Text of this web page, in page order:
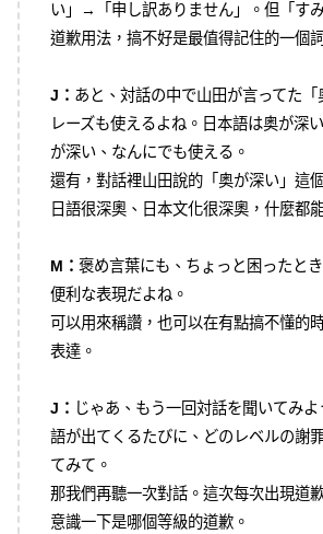
い」→「申し訳ありません」。但「す
道歉用法，搞不好是最值得記住的一個
J： あと、対話の中で山田が言ってた「
レーズも使えるよね。日本語は奥が深
が深い、なんにでも使える。
還有，對話裡山田說的「奥が深い」這
日語很深奧、日本文化很深奧，什麼都
M： 褒め言葉にも、ちょっと困ったと
便利な表現だよね。
可以用來稱讚，也可以在有點搞不懂的
表達。
J： じゃあ、もう一回対話を聞いてみ
語が出てくるたびに、どのレベルの謝
てみて。
那我們再聽一次對話。這次每次出現道
意識一下是哪個等級的道歉。